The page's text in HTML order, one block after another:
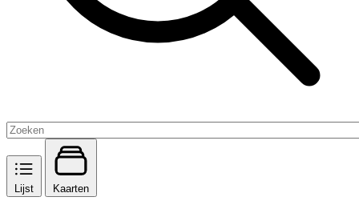
Lijst Kaarten